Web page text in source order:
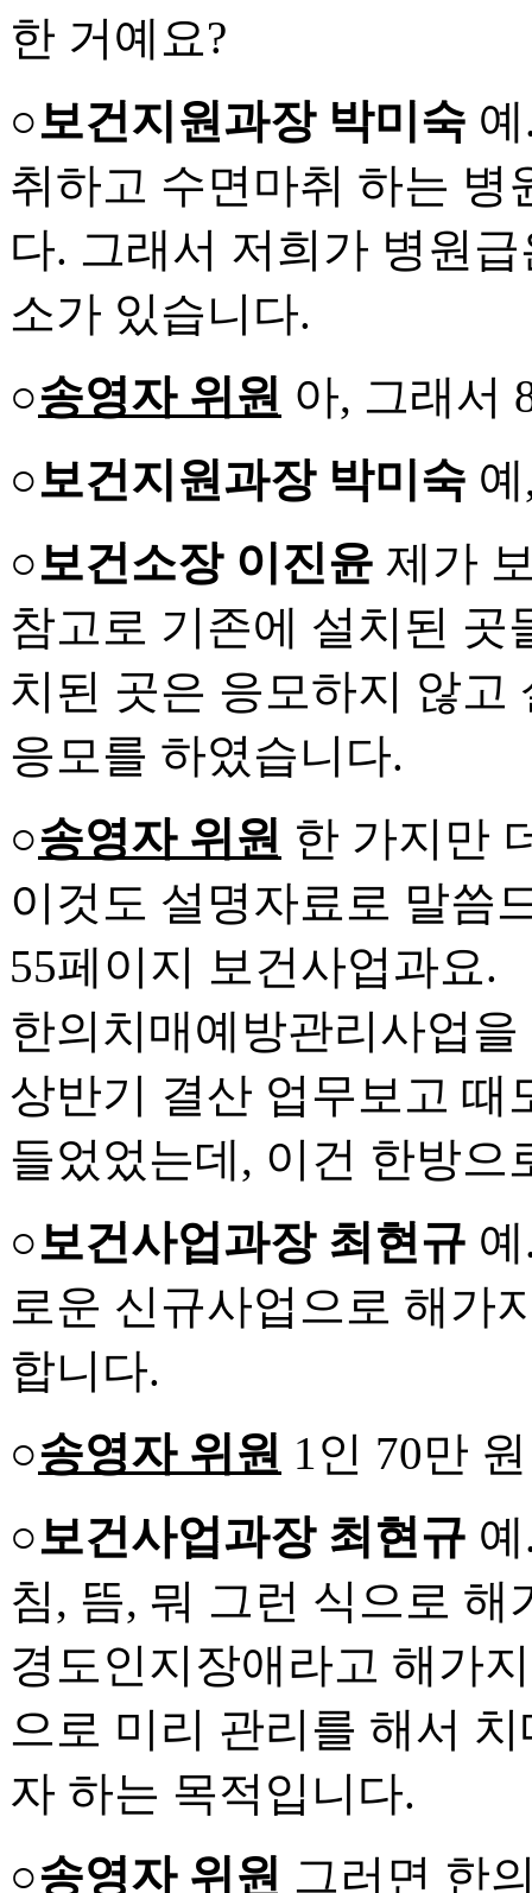
한 거예요?
○보건지원과장 박미숙
취하고 수면마취 하는 병
다. 그래서 저희가 병원
소가 있습니다.
○송영자 위원 아, 그래서
○보건지원과장 박미숙
○보건소장 이진윤 제가
참고로 기존에 설치된 곳
치된 곳은 응모하지 않고
응모를 하였습니다.
○송영자 위원 한 가지만
이것도 설명자료로 말씀
55페이지 보건사업과요.
한의치매예방관리사업
상반기 결산 업무보고 때
들었었는데, 이건 한방으
○보건사업과장 최현규
로운 신규사업으로 해가
합니다.
○송영자 위원 1인 70만
○보건사업과장 최현규
침, 뜸, 뭐 그런 식으로
경도인지장애라고 해가
으로 미리 관리를 해서
자 하는 목적입니다.
○송영자 위원 그러면 한